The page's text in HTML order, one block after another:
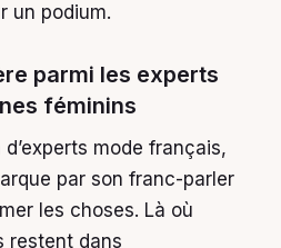
un podium.
parmi les experts
féminins
mode français,
par son franc-parler
les choses. Là où
restent dans